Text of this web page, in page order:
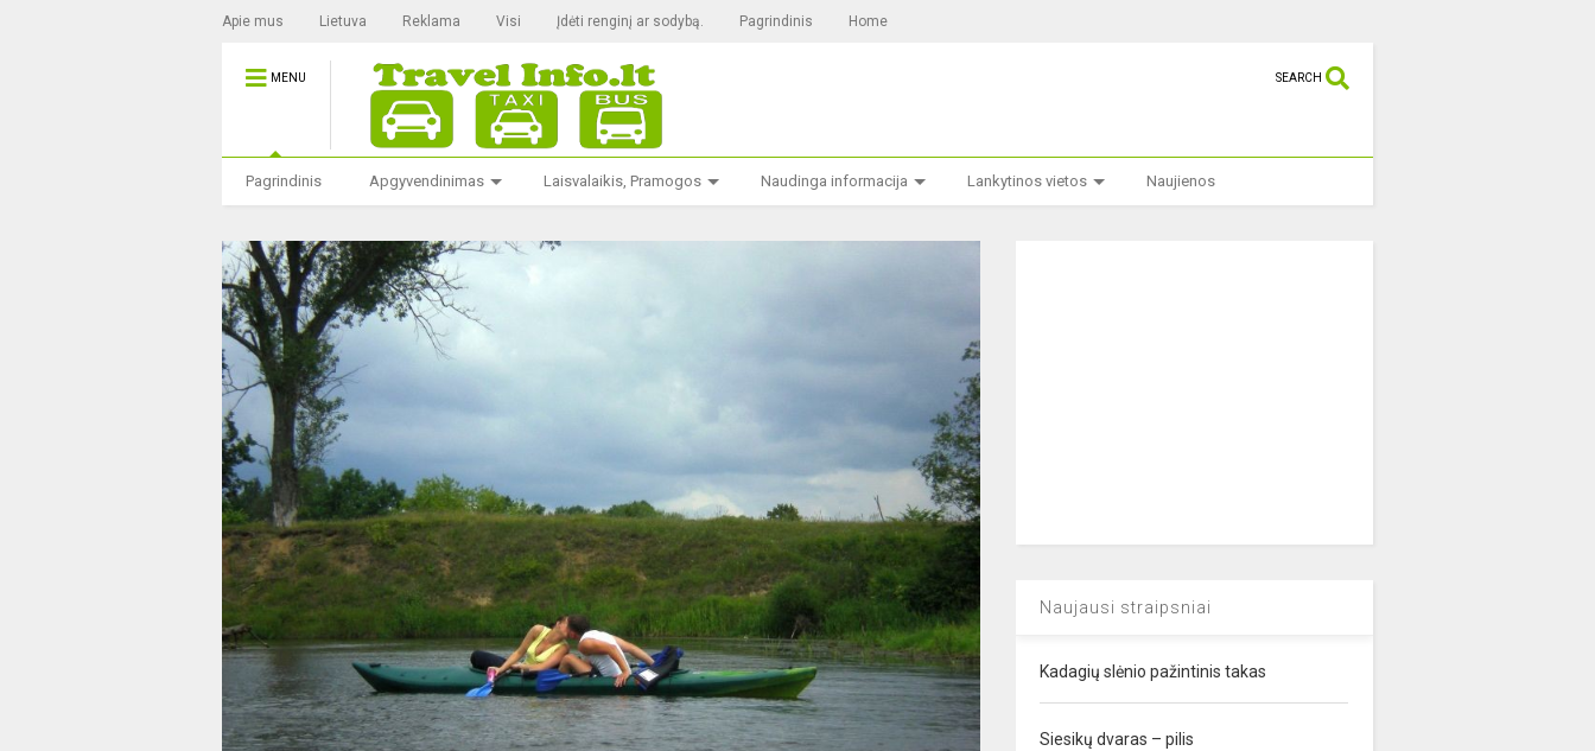
Apie mus Lietuva Reklama Visi Įdėti renginį ar sodybą. Pagrindinis Home
MENU SEARCH
Pagrindinis Apgyvendinimas Laisvalaikis, Pramogos Naudinga informacija Lankytinos vietos Naujienos
Naujausi straipsniai
Kadagių slėnio pažintinis takas
Siesikų dvaras – pilis